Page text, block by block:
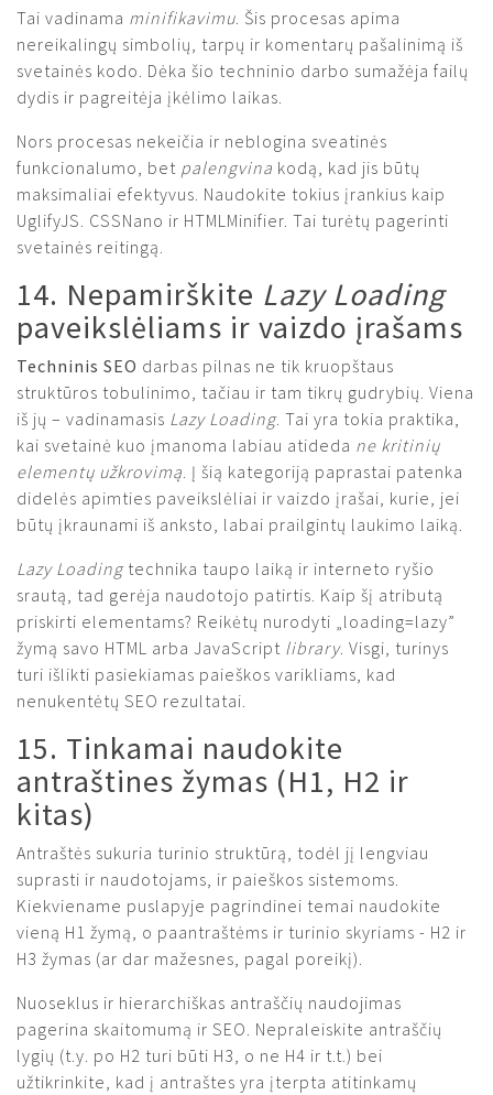
Tai vadinama minifikavimu . Šis procesas apima
nereikalingų simbolių, tarpų ir komentarų pašalinimą iš
svetainės kodo. Dėka šio techninio darbo sumažėja failų
dydis ir pagreitėja įkėlimo laikas.
Nors procesas nekeičia ir neblogina sveatinės
funkcionalumo, bet palengvina kodą, kad jis būtų
maksimaliai efektyvus. Naudokite tokius įrankius kaip
UglifyJS. CSSNano ir HTMLMinifier. Tai turėtų pagerinti
svetainės reitingą.
14. Nepamirškite Lazy Loading
paveikslėliams ir vaizdo įrašams
Techninis SEO darbas pilnas ne tik kruopštaus
struktūros tobulinimo, tačiau ir tam tikrų gudrybių. Viena
iš jų – vadinamasis Lazy Loading. Tai yra tokia praktika,
kai svetainė kuo įmanoma labiau atideda ne kritinių
elementų užkrovimą . Į šią kategoriją paprastai patenka
didelės apimties paveikslėliai ir vaizdo įrašai, kurie, jei
būtų įkraunami iš anksto, labai prailgintų laukimo laiką.
Lazy Loading technika taupo laiką ir interneto ryšio
srautą, tad gerėja naudotojo patirtis. Kaip šį atributą
priskirti elementams? Reikėtų nurodyti „loading=lazy”
žymą savo HTML arba JavaScript library. Visgi, turinys
turi išlikti pasiekiamas paieškos varikliams, kad
nenukentėtų SEO rezultatai.
15. Tinkamai naudokite
antraštines žymas (H1, H2 ir
kitas)
Antraštės sukuria turinio struktūrą, todėl jį lengviau
suprasti ir naudotojams, ir paieškos sistemoms.
Kiekviename puslapyje pagrindinei temai naudokite
vieną H1 žymą, o paantraštėms ir turinio skyriams - H2 ir
H3 žymas (ar dar mažesnes, pagal poreikį).
Nuoseklus ir hierarchiškas antraščių naudojimas
pagerina skaitomumą ir SEO. Nepraleiskite antraščių
lygių (t.y. po H2 turi būti H3, o ne H4 ir t.t.) bei
užtikrinkite, kad į antraštes yra įterpta atitinkamų